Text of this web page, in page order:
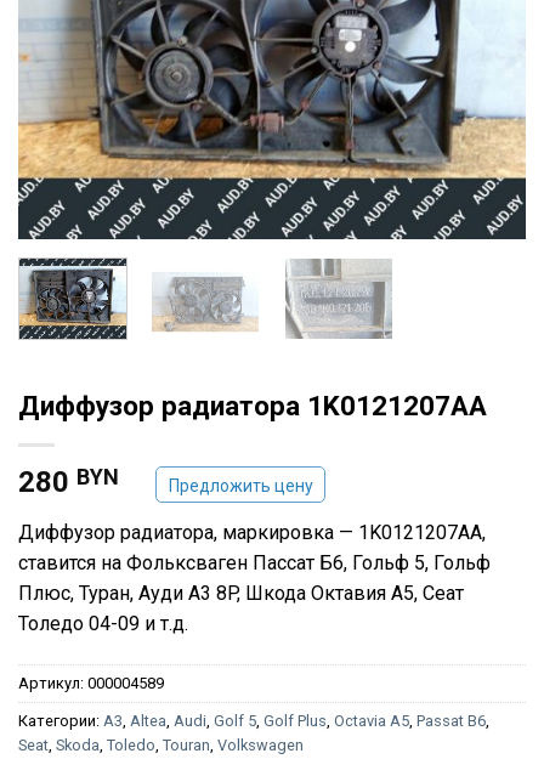
Диффузор радиатора 1K0121207AA
280 BYN Предложить цену
Диффузор радиатора, маркировка — 1K0121207AA,
ставится на Фольксваген Пассат Б6, Гольф 5, Гольф
Плюс, Туран, Ауди А3 8P, Шкода Октавия А5, Сеат
Толедо 04-09 и т.д.
Артикул: 000004589
Категории: A3, Altea, Audi, Golf 5, Golf Plus, Octavia A5, Passat B6,
Seat, Skoda, Toledo, Touran, Volkswagen